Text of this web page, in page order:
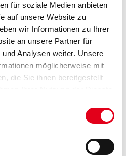
für soziale Medien anbieten
auf unsere Website zu
wir Informationen zu Ihrer
an unsere Partner für
Analysen weiter. Unsere
möglicherweise mit
die Sie ihnen bereitgestellt